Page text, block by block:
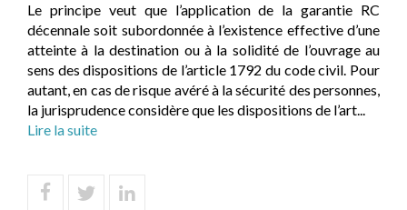
Le principe veut que l’application de la garantie RC
décennale soit subordonnée à l’existence effective d’une
atteinte à la destination ou à la solidité de l’ouvrage au
sens des dispositions de l’article 1792 du code civil. Pour
autant, en cas de risque avéré à la sécurité des personnes,
la jurisprudence considère que les dispositions de l’art...
Lire la suite